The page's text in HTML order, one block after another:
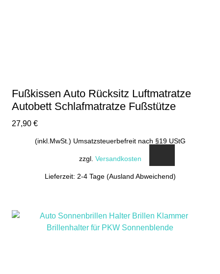
werden
Fußkissen Auto Rücksitz Luftmatratze
Autobett Schlafmatratze Fußstütze
27,90 €
(inkl.MwSt.) Umsatzsteuerbefreit nach §19 UStG
zzgl. Versandkosten
Lieferzeit: 2-4 Tage (Ausland Abweichend)